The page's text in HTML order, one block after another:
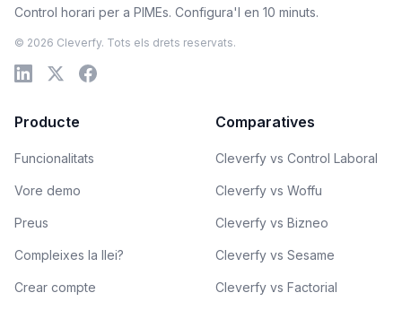
Control horari per a PIMEs. Configura'l en 10 minuts.
© 2026 Cleverfy. Tots els drets reservats.
Producte
Funcionalitats
Vore demo
Preus
Compleixes la llei?
Crear compte
Comparatives
Cleverfy vs Control Laboral
Cleverfy vs Woffu
Cleverfy vs Bizneo
Cleverfy vs Sesame
Cleverfy vs Factorial